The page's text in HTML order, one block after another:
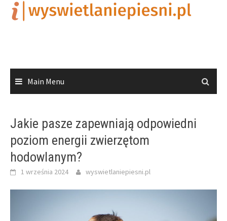
Skip
Main Menu
Jakie pasze zapewniają odpowiedni
poziom energii zwierzętom
hodowlanym?
1 września 2024 wyswietlaniepiesni.pl